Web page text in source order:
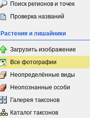
Поиск регионов и точек
Проверка названий
Растения и лишайники
Загрузить изображение
Все фотографии
Неопределённые виды
Неопознанные особи
Галерея таксонов
Каталог таксонов